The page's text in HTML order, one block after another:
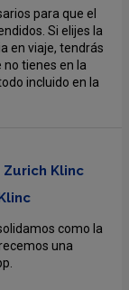
para que el
Si elijes la
en viaje, tendrás
tienes en la
incluido en la
Klinc
como la
una